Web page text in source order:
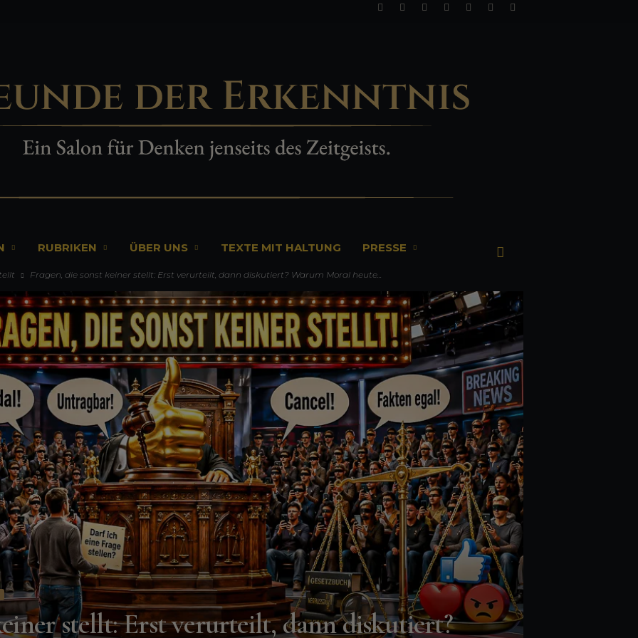
RUBRIKEN ÜBER UNS TEXTE MIT HALTUNG PRESSE
Fragen, die sonst keiner stellt: Erst verurteilt, dann diskutiert? Warum Moral heute...
stellt: Erst verurteilt, dann diskutiert?